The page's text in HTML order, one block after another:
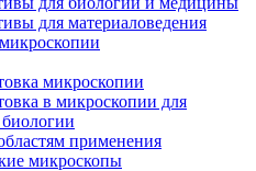
для материаловедения
микроскопии
в микроскопии для
применения
микроскопы